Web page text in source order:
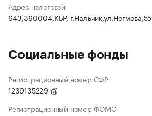
Адрес налоговой
643,360004,КБР, г.Нальчик,ул.Ногмова,55
Социальные фонды
Регистрационный номер СФР
1239135229
Регистрационный номер ФОМС